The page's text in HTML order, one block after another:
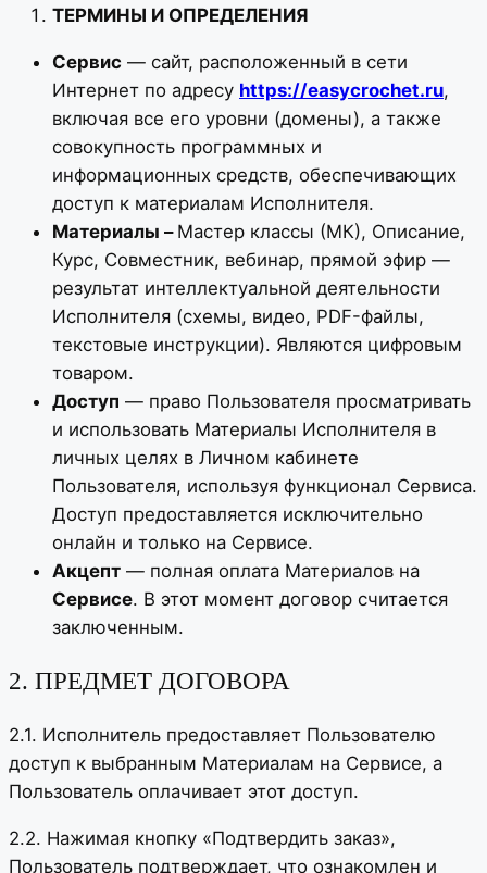
ТЕРМИНЫ И ОПРЕДЕЛЕНИЯ
Сервис — сайт, расположенный в сети
Интернет по адресу https://easycrochet.ru,
включая все его уровни (домены), а также
совокупность программных и
информационных средств, обеспечивающих
доступ к материалам Исполнителя.
Материалы – Мастер классы (МК), Описание,
Курс, Совместник, вебинар, прямой эфир —
результат интеллектуальной деятельности
Исполнителя (схемы, видео, PDF-файлы,
текстовые инструкции). Являются цифровым
товаром.
Доступ — право Пользователя просматривать
и использовать Материалы Исполнителя в
личных целях в Личном кабинете
Пользователя, используя функционал Сервиса.
Доступ предоставляется исключительно
онлайн и только на Сервисе.
Акцепт — полная оплата Материалов на
Сервисе. В этот момент договор считается
заключенным.
2. ПРЕДМЕТ ДОГОВОРА
2.1. Исполнитель предоставляет Пользователю
доступ к выбранным Материалам на Сервисе, а
Пользователь оплачивает этот доступ.
2.2. Нажимая кнопку «Подтвердить заказ»,
Пользователь подтверждает, что ознакомлен и